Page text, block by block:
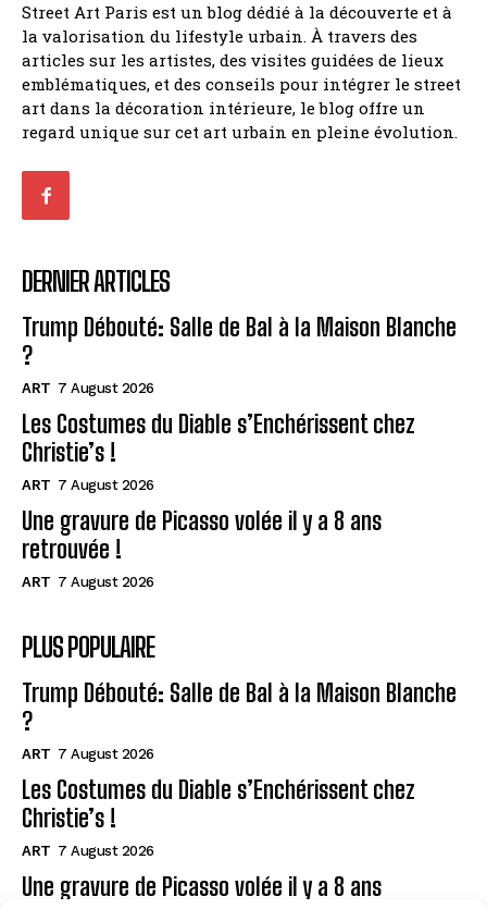
Street Art Paris est un blog dédié à la découverte et à
la valorisation du lifestyle urbain. À travers des
articles sur les artistes, des visites guidées de lieux
emblématiques, et des conseils pour intégrer le street
art dans la décoration intérieure, le blog offre un
regard unique sur cet art urbain en pleine évolution.
DERNIER ARTICLES
Trump Débouté: Salle de Bal à la Maison Blanche
?
ART 7 August 2026
Les Costumes du Diable s’Enchérissent chez
Christie’s !
ART 7 August 2026
Une gravure de Picasso volée il y a 8 ans
retrouvée !
ART 7 August 2026
PLUS POPULAIRE
Trump Débouté: Salle de Bal à la Maison Blanche
?
ART 7 August 2026
Les Costumes du Diable s’Enchérissent chez
Christie’s !
ART 7 August 2026
Une gravure de Picasso volée il y a 8 ans